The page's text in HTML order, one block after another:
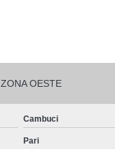
ZONA OESTE
Cambuci
Pari